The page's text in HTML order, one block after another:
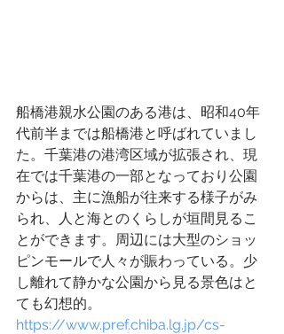
船橋港親水公園のある港は、昭和40年
代前半までは船橋港と呼ばれていまし
た。千葉港の港湾区域が拡張され、現
在では千葉港の一部となっており公園
からは、主に漁船が往来する様子がみ
られ、人と海とのくらしが垣間見るこ
とができます。周辺には大型のショッ
ピンモールで人々が賑わっている。少
し離れて静かな公園から見る景色はと
ても幻想的。
https://www.pref.chiba.lg.jp/cs-